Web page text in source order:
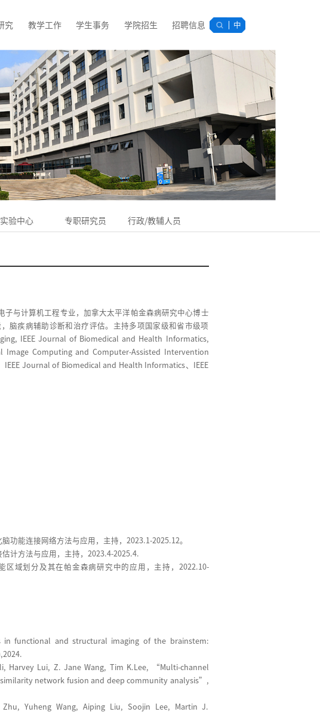
究 教学工作 学生事务 学院招生 招聘信息 中
实验中心 专职研究员 行政/教辅人员
与计算机工程专业，加拿大太平洋帕金森病研究中心博士
脑疾病辅助诊断和治疗评估。主持多项国家级和省市级项
IEEE Journal of Biomedical and Health Informatics,
Image Computing and Computer-Assisted Intervention
IEEE Journal of Biomedical and Health Informatics、IEEE
功能连接网络方法与应用，主持，2023.1-2025.12。
计方法与应用，主持，2023.4-2025.4.
域划分及其在帕金森病研究中的应用，主持，2022.10-
in functional and structural imaging of the brainstem:
Harvey Lui, Z. Jane Wang, Tim K.Lee, “Multi-channel
network fusion and deep community analysis”,
Yuheng Wang, Aiping Liu, Soojin Lee, Martin J.